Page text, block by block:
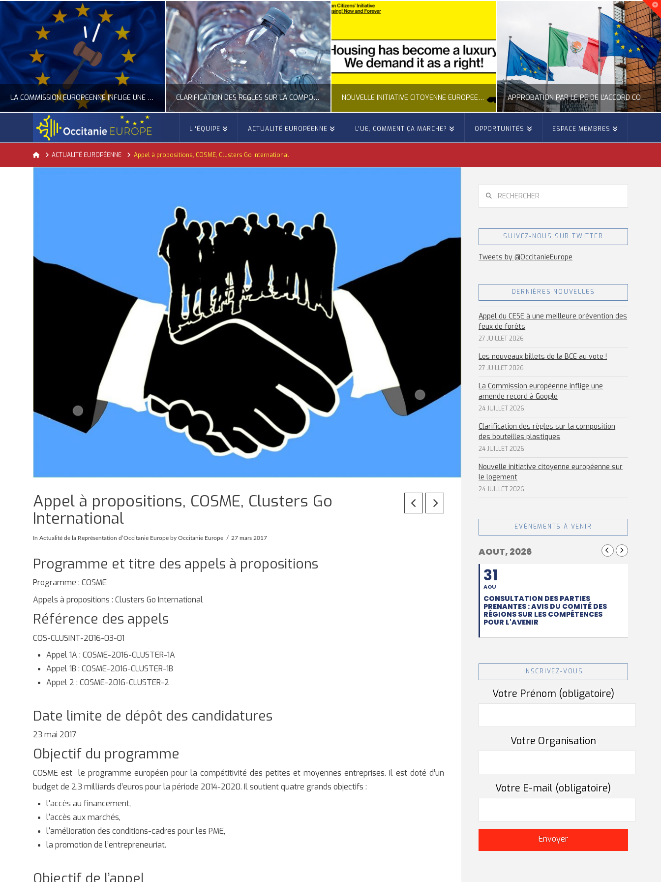
CLARIFICATION DES RÈGLES SUR LA COMPOSITION DES BOUTEILLES PLASTIQUES
ACTUALITÉ DE L'UNION EUROPÉENNE, ACTUALITÉ DE LA REPRÉSENTATION D’OCCITANIE EUROPE, ECONOMIE CIRCULAIRE, ÉNERGIE - ENVIRONNEMENT - CLIMAT
NOUVELLE INITIATIVE CITOYENNE EUROPÉENNE SUR LE LOGEMENT
ACTUALITÉ DE L'UNION EUROPÉENNE, ACTUALITÉ DE LA REPRÉSENTATION D’OCCITANIE EUROPE, CITOYENNETÉ, LOGEMENT
APPROBATION PAR LE PE DE L’ACCORD COMMERCIAL ENTRE L’UE ET LE MEXIQUE
ACTION EXTÉRIEURE, ACTUALITÉ DE L'UNION EUROPÉENNE
APPEL DU CESE À UNE MEILLEURE PRÉVENTION DES FEUX DE FORÊTS
ACTUALITÉ DE L'UNION EUROPÉENNE, ACTUALITÉ DE LA REPRÉSENTATION D’OCCITANIE EUROPE, ÉNERGIE - ENVIRONNEMENT - CLIMAT, FORÊTS
JUILLET 27, 2026
L ‘ÉQUIPE ACTUALITÉ EUROPÉENNE L’UE, COMMENT ÇA MARCHE? OPPORTUNITÉS ESPACE MEMBRES
HomeACTUALITÉ EUROPÉENNE Appel à propositions, COSME, Clusters Go International
Appel à propositions, COSME, Clusters Go
International
InActualité de la Représentation d’Occitanie Europe by Occitanie Europe 27 mars 2017
Programme et titre des appels à propositions
Programme : COSME
Appels à propositions : Clusters Go International
Référence des appels
COS-CLUSINT-2016-03-01
Appel 1A : COSME-2016-CLUSTER-1A
Appel 1B : COSME-2016-CLUSTER-1B
Appel 2 : COSME-2016-CLUSTER-2
Date limite de dépôt des candidatures
23 mai 2017
Objectif du programme
COSME est le programme européen pour la compétitivité des petites et moyennes entreprises. Il est doté d’un
budget de 2,3 milliards d’euros pour la période 2014-2020. Il soutient quatre grands objectifs :
l'accès au financement,
l'accès aux marchés,
l'amélioration des conditions-cadres pour les PME,
la promotion de l’entrepreneuriat.
Objectif de l’appel
SUIVEZ-NOUS SUR TWITTER
Tweets by @OccitanieEurope
DERNIÈRES NOUVELLES
Appel du CESE à une meilleure prévention des
feux de forêts
27 JUILLET 2026
Les nouveaux billets de la BCE au vote !
27 JUILLET 2026
La Commission européenne inflige une
amende record à Google
24 JUILLET 2026
Clarification des règles sur la composition
des bouteilles plastiques
24 JUILLET 2026
Nouvelle initiative citoyenne européenne sur
le logement
24 JUILLET 2026
EVÈNEMENTS À VENIR
AOUT, 2026
31
AOU
CONSULTATION DES PARTIES
PRENANTES : AVIS DU COMITÉ DES
RÉGIONS SUR LES COMPÉTENCES
POUR L'AVENIR
INSCRIVEZ-VOUS
Votre Prénom (obligatoire)
Votre Organisation
Votre E-mail (obligatoire)